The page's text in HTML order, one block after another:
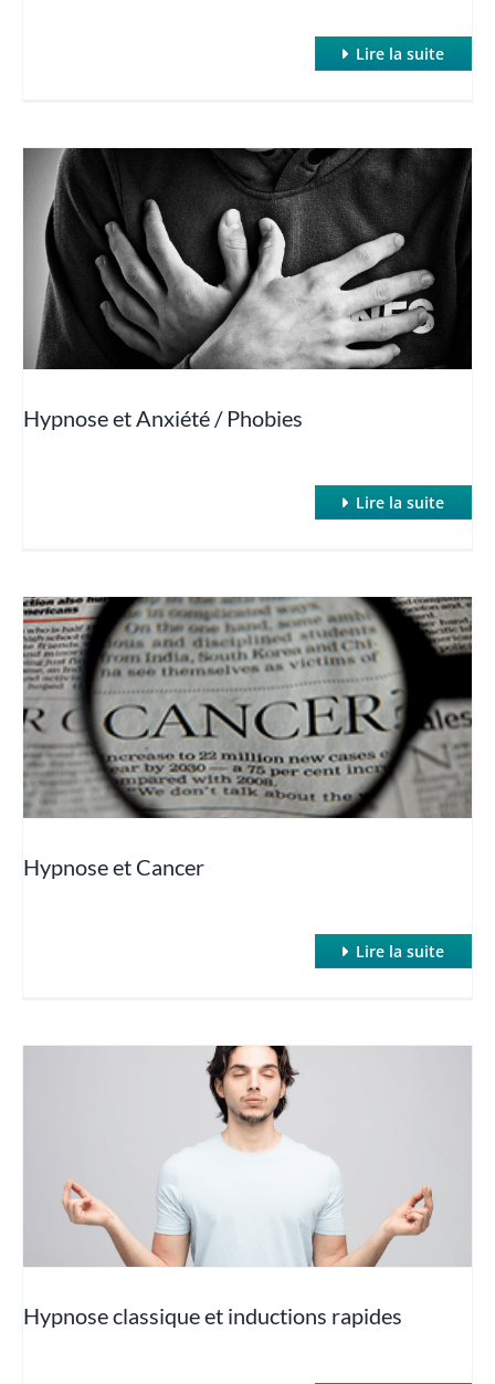
Lire la suite
Hypnose et Anxiété / Phobies
Lire la suite
Hypnose et Cancer
Lire la suite
Hypnose classique et inductions rapides